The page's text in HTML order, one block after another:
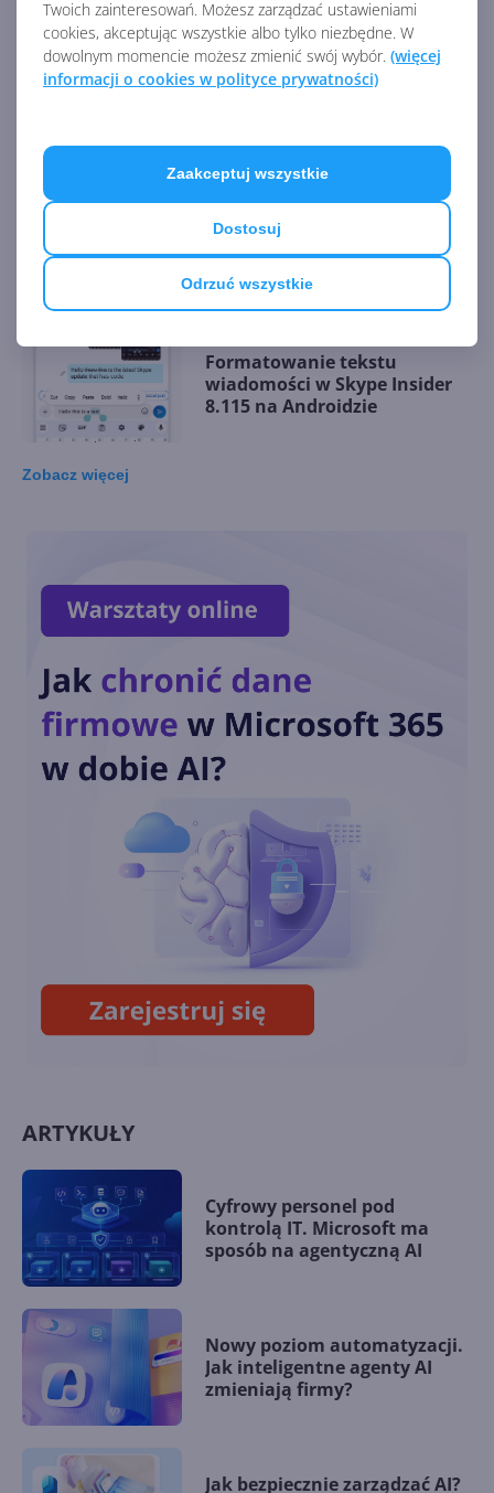
Twoich zainteresowań. Możesz zarządzać ustawieniami
cookies, akceptując wszystkie albo tylko niezbędne. W
dowolnym momencie możesz zmienić swój wybór. (więcej
informacji o cookies w polityce prywatności)
Odrzuć wszystkie
Dostosuj
Zaakceptuj wszystkie
Skype bez reklam na
Kamera Skype z filtrami AR od
Snap
Formatowanie tekstu
wiadomości w Skype Insider
8.115 na Androidzie
Podgląd miniatur PDF i
bogatszy edytor w Skype
Insider 8.112
Transmitowanie z dwóch
8.110.76.102
Ulepszone wiadomości
systemowe połączeń Skype
(8.108)
Zobacz więcej
ARTYKUŁY
Cyfrowy personel pod
kontrolą IT. Microsoft ma
sposób na agentyczną AI
Nowy poziom automatyzacji.
Jak inteligentne agenty AI
zmieniają firmy?
Jak bezpiecznie zarządzać AI?